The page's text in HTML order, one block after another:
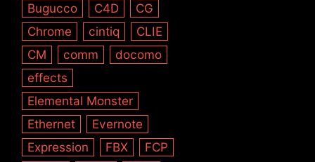
Bugucco
C4D
CG
Chrome
cintiq
CLIE
CM
comm
docomo
effects
Elemental Monster
Ethernet
Evernote
Expression
FBX
FCP